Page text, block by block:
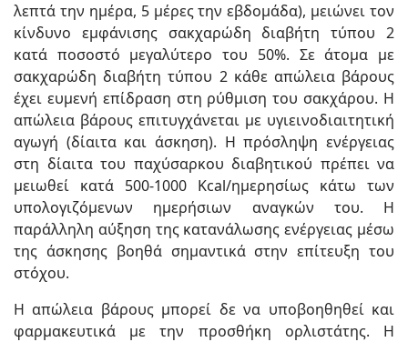
λεπτά την ημέρα, 5 μέρες την εβδομάδα), μειώνει τον
κίνδυνο εμφάνισης σακχαρώδη διαβήτη τύπου 2
κατά ποσοστό μεγαλύτερο του 50%. Σε άτομα με
σακχαρώδη διαβήτη τύπου 2 κάθε απώλεια βάρους
έχει ευμενή επίδραση στη ρύθμιση του σακχάρου. Η
απώλεια βάρους επιτυγχάνεται με υγιεινοδιαιτητική
αγωγή (δίαιτα και άσκηση). Η πρόσληψη ενέργειας
στη δίαιτα του παχύσαρκου διαβητικού πρέπει να
μειωθεί κατά 500-1000 Kcal/ημερησίως κάτω των
υπολογιζόμενων ημερήσιων αναγκών του. Η
παράλληλη αύξηση της κατανάλωσης ενέργειας μέσω
της άσκησης βοηθά σημαντικά στην επίτευξη του
στόχου.
Η απώλεια βάρους μπορεί δε να υποβοηθηθεί και
φαρμακευτικά με την προσθήκη ορλιστάτης. Η